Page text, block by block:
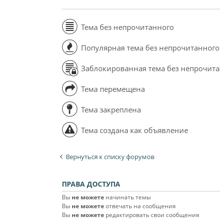
Тема без непрочитанного
Популярная тема без непрочитанного
Заблокированная тема без
Тема перемещена
Тема закреплена
Тема создана как объявление
Вернуться к списку форумов
ПРАВА ДОСТУПА
Вы не можете начинать темы
Вы не можетеотвечать на сообщения
Вы не можете редактировать свои сообщения